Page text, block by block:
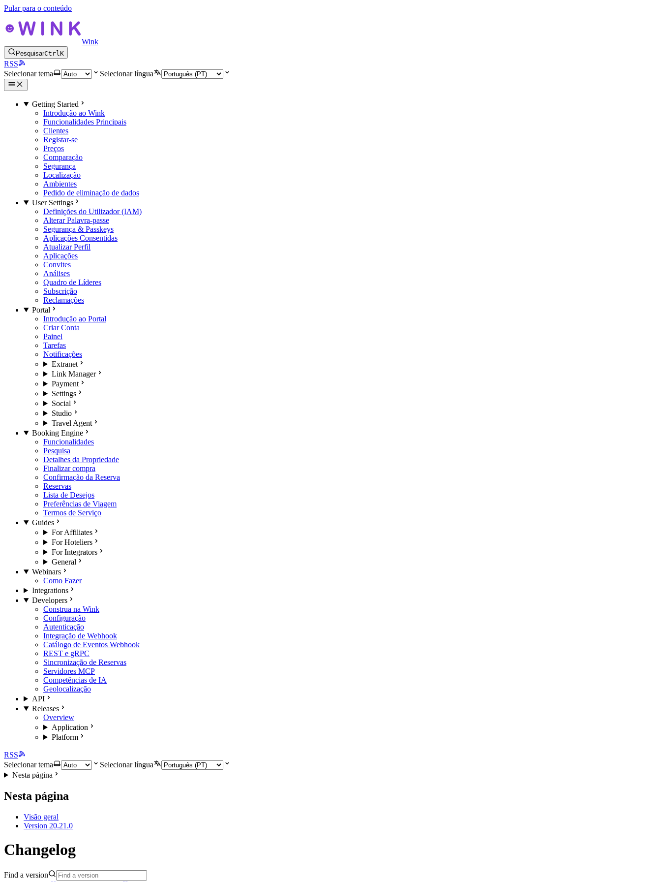
Pular para o conteúdo
Wink
PesquisarCtrlK
RSS
Selecionar tema
Selecionar língua
Getting Started
Introdução ao Wink
Funcionalidades Principais
Clientes
Registar-se
Preços
Comparação
Segurança
Localização
Ambientes
Pedido de eliminação de dados
User Settings
Definições do Utilizador (IAM)
Alterar Palavra-passe
Segurança & Passkeys
Aplicações Consentidas
Atualizar Perfil
Aplicações
Convites
Análises
Quadro de Líderes
Subscrição
Reclamações
Portal
Introdução ao Portal
Criar Conta
Painel
Tarefas
Notificações
Extranet
Link Manager
Payment
Settings
Social
Studio
Travel Agent
Booking Engine
Funcionalidades
Pesquisa
Detalhes da Propriedade
Finalizar compra
Confirmação da Reserva
Reservas
Lista de Desejos
Preferências de Viagem
Termos de Serviço
Guides
For Affiliates
For Hoteliers
For Integrators
General
Webinars
Como Fazer
Integrations
Developers
Construa na Wink
Configuração
Autenticação
Integração de Webhook
Catálogo de Eventos Webhook
REST e gRPC
Sincronização de Reservas
Servidores MCP
Competências de IA
Geolocalização
API
Releases
Overview
Application
Platform
RSS
Selecionar tema
Selecionar língua
Nesta página
Nesta página
Visão geral
Version 20.21.0
Changelog
Find a version